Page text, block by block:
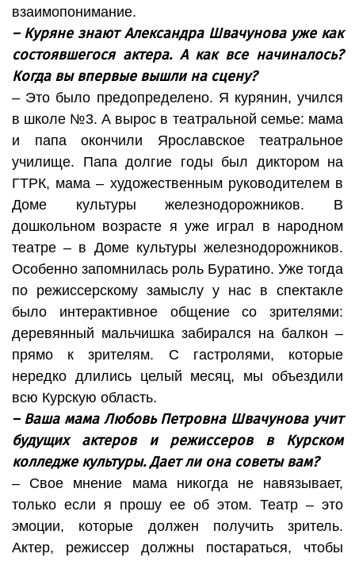
взаимопонимание.
– Куряне знают Александра Швачунова уже как
состоявшегося актера. А как все начиналось?
Когда вы впервые вышли на сцену?
– Это было предопределено. Я курянин, учился
в школе №3. А вырос в театральной семье: мама
и папа окончили Ярославское театральное
училище. Папа долгие годы был диктором на
ГТРК, мама – художественным руководителем в
Доме культуры железнодорожников. В
дошкольном возрасте я уже играл в народном
театре – в Доме культуры железнодорожников.
Особенно запомнилась роль Буратино. Уже тогда
по режиссерскому замыслу у нас в спектакле
было интерактивное общение со зрителями:
деревянный мальчишка забирался на балкон –
прямо к зрителям. С гастролями, которые
нередко длились целый месяц, мы объездили
всю Курскую область.
– Ваша мама Любовь Петровна Швачунова учит
будущих актеров и режиссеров в Курском
колледже культуры. Дает ли она советы вам?
– Свое мнение мама никогда не навязывает,
только если я прошу ее об этом. Театр – это
эмоции, которые должен получить зритель.
Актер, режиссер должны постараться, чтобы